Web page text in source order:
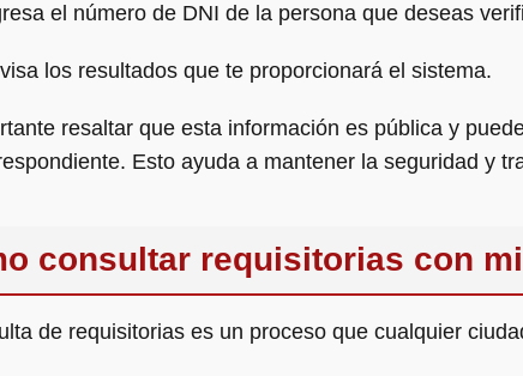
el número de DNI de la persona que deseas
los resultados que te proporcionará el sistema.
resaltar que esta información es pública y
Esto ayuda a mantener la seguridad y
consultar requisitorias con
de requisitorias es un proceso que cualquier